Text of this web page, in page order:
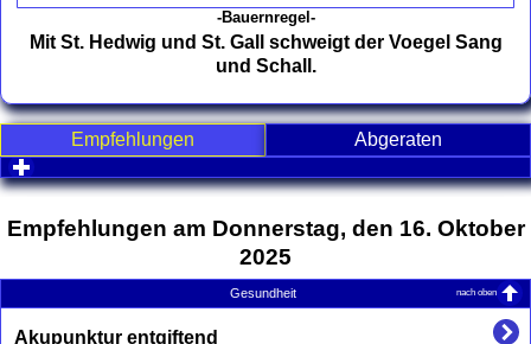
-Bauernregel-
Mit St. Hedwig und St. Gall schweigt der Voegel Sang
und Schall.
Empfehlungen
Abgeraten
click to expand contents
Empfehlungen am Donnerstag, den 16. Oktober
2025
Gesundheit nach oben
Akupunktur entgiftend